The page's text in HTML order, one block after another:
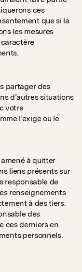
ces
que si la
les mesures
partager des
d’autres situations
votre
l’exige ou le
à quitter
liens présents sur
responsable de
renseignements
à des tiers.
des
ces derniers en
personnels.